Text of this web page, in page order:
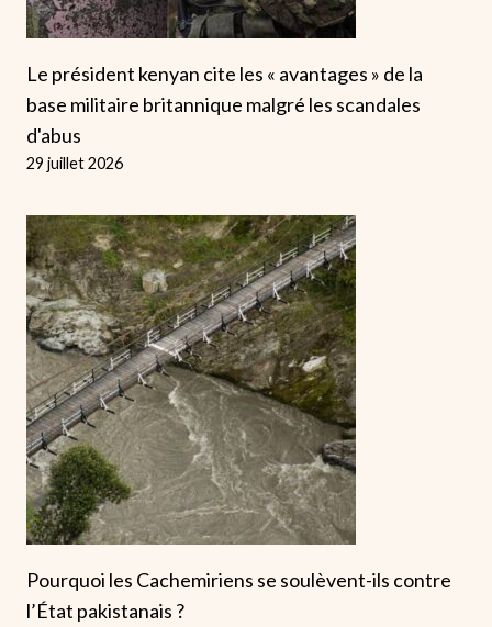
Le président kenyan cite les « avantages » de la
base militaire britannique malgré les scandales
d'abus
29 juillet 2026
Pourquoi les Cachemiriens se soulèvent-ils contre
l’État pakistanais ?